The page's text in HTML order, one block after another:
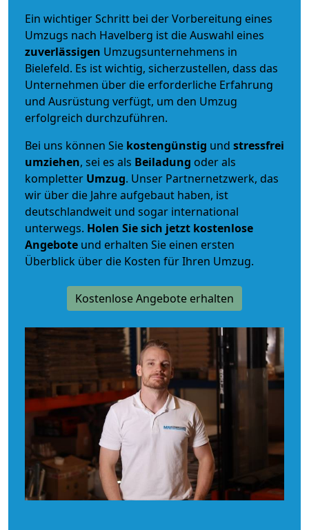
Ein wichtiger Schritt bei der Vorbereitung eines
Umzugs nach Havelberg ist die Auswahl eines
zuverlässigen Umzugsunternehmens in
Bielefeld. Es ist wichtig, sicherzustellen, dass das
Unternehmen über die erforderliche Erfahrung
und Ausrüstung verfügt, um den Umzug
erfolgreich durchzuführen.
Bei uns können Sie kostengünstig und stressfrei
umziehen, sei es als Beiladung oder als
kompletter Umzug. Unser Partnernetzwerk, das
wir über die Jahre aufgebaut haben, ist
deutschlandweit und sogar international
unterwegs. Holen Sie sich jetzt kostenlose
Angebote und erhalten Sie einen ersten
Überblick über die Kosten für Ihren Umzug.
Kostenlose Angebote erhalten